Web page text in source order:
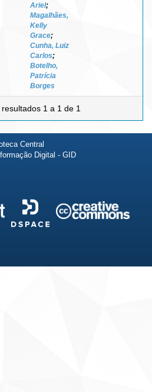
Ariel;
Magalhães,
Kelly
Grace;
Cunha, Luiz
Carlos;
Botelho,
Patrícia
Borges
1 a 1 de 1
Central
Digital - GID